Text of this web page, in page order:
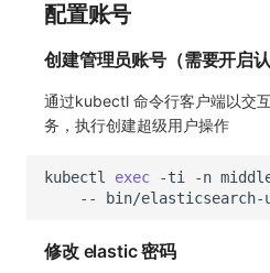
配置账号
创建管理员账号（需要开启认
通过kubectl 命令行客户端以交
务，执行创建超级用户操作
kubectl exec -ti -n
--
bin/elasticsearch-
修改 elastic 密码